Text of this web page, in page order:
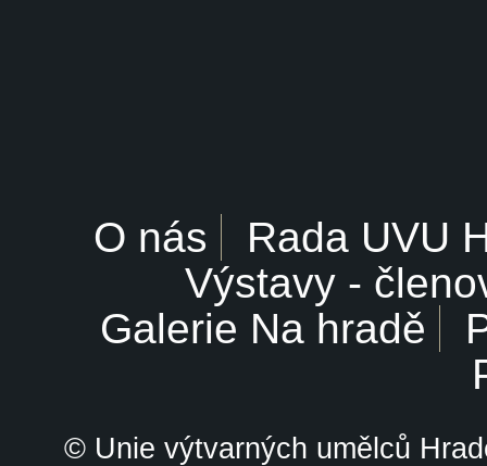
O nás
Rada UVU
Výstavy -
Galerie Na hradě
© Unie výtvarných umělců